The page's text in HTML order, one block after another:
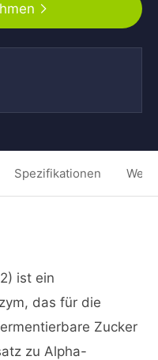
Spezifikationen
ist ein
das für die
Zucker
zu Alpha-